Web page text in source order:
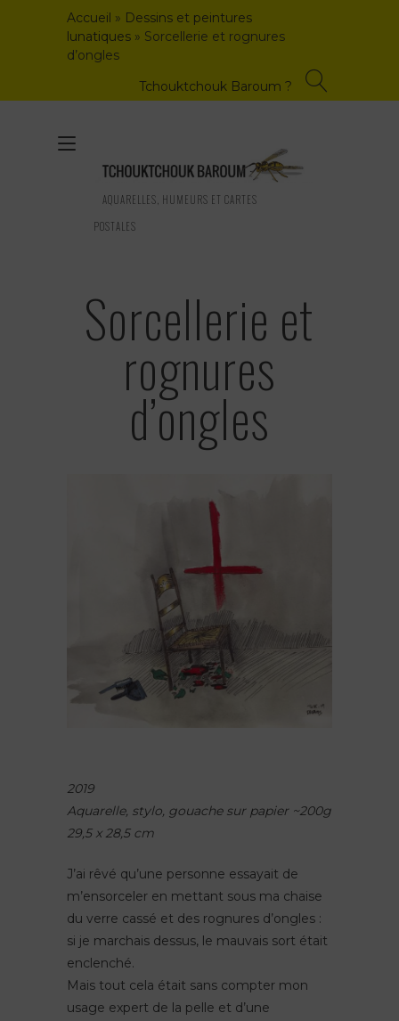
Accueil » Dessins et peintures
lunatiques » Sorcellerie et rognures
d’ongles
Tchouktchouk Baroum ?
AQUARELLES, HUMEURS ET CARTES
POSTALES
Toggle
navigation
Sorcellerie et
rognures
d’ongles
2019
Aquarelle, stylo, gouache sur papier ~200g
29,5 x 28,5 cm
J’ai rêvé qu’une personne essayait de
m’ensorceler en mettant sous ma chaise
du verre cassé et des rognures d’ongles :
si je marchais dessus, le mauvais sort était
enclenché.
Mais tout cela était sans compter mon
usage expert de la pelle et d’une